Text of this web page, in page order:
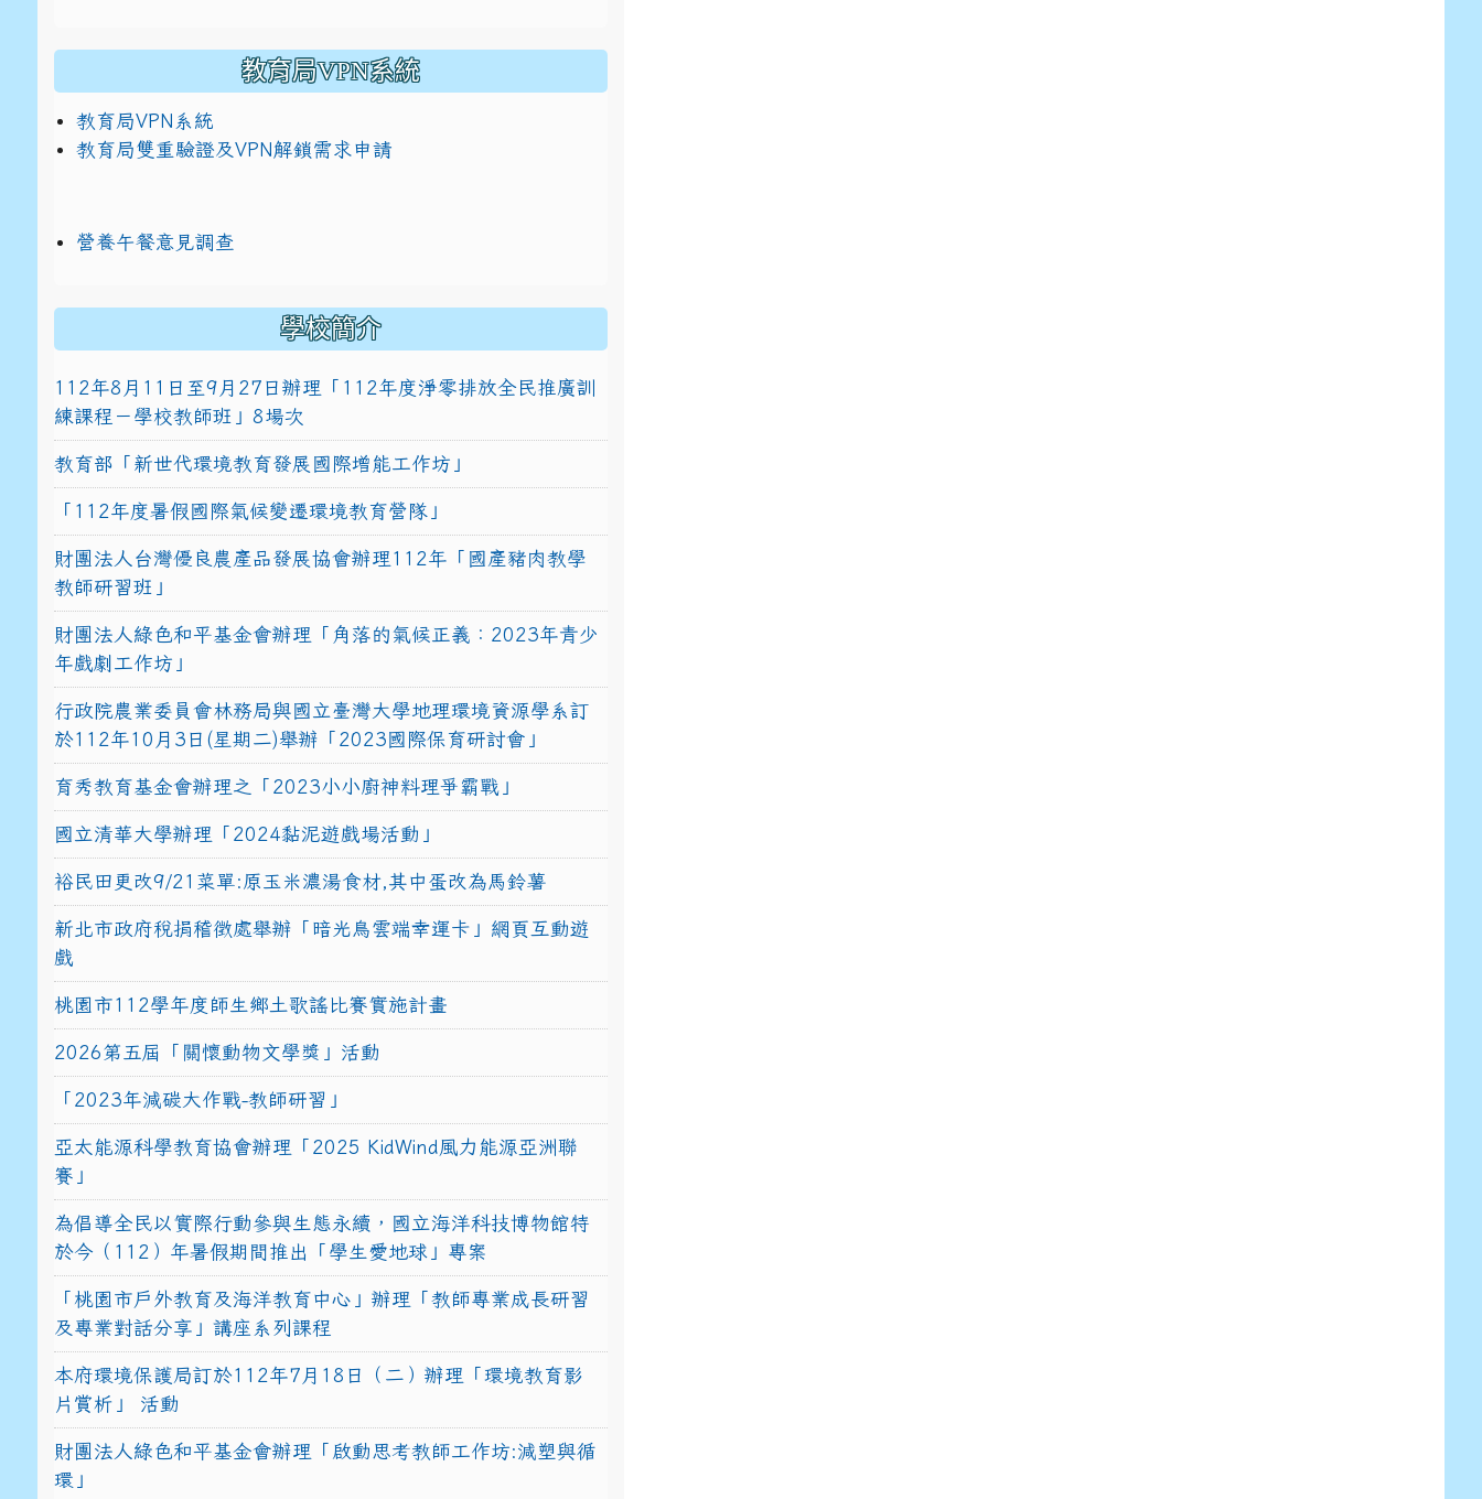
教育局VPN系統
教育局VPN系統
教育局雙重驗證及VPN解鎖需求申請
營養午餐意見調查
學校簡介
112年8月11日至9月27日辦理「112年度淨零排放全民推廣訓
練課程－學校教師班」8場次
教育部「新世代環境教育發展國際增能工作坊」
「112年度暑假國際氣候變遷環境教育營隊」
財團法人台灣優良農產品發展協會辦理112年「國產豬肉教學
教師研習班」
財團法人綠色和平基金會辦理「角落的氣候正義：2023年青少
年戲劇工作坊」
行政院農業委員會林務局與國立臺灣大學地理環境資源學系訂
於112年10月3日(星期二)舉辦「2023國際保育研討會」
育秀教育基金會辦理之「2023小小廚神料理爭霸戰」
國立清華大學辦理「2024黏泥遊戲場活動」
裕民田更改9/21菜單:原玉米濃湯食材,其中蛋改為馬鈴薯
新北市政府稅捐稽徵處舉辦「暗光鳥雲端幸運卡」網頁互動遊
戲
桃園市112學年度師生鄉土歌謠比賽實施計畫
2026第五屆「關懷動物文學獎」活動
「2023年減碳大作戰-教師研習」
亞太能源科學教育協會辦理「2025 KidWind風力能源亞洲聯
賽」
為倡導全民以實際行動參與生態永續，國立海洋科技博物館特
於今（112）年暑假期間推出「學生愛地球」專案
「桃園市戶外教育及海洋教育中心」辦理「教師專業成長研習
及專業對話分享」講座系列課程
本府環境保護局訂於112年7月18日（二）辦理「環境教育影
片賞析」 活動
財團法人綠色和平基金會辦理「啟動思考教師工作坊:減塑與循
環」